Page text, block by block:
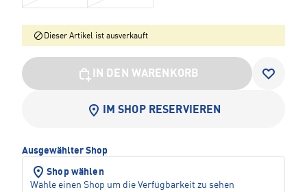
Dieser Artikel ist ausverkauft
IN DEN WARENKORB
IM SHOP RESERVIEREN
Ausgewählter Shop
Shop wählen
Wähle einen Shop um die Verfügbarkeit zu sehen